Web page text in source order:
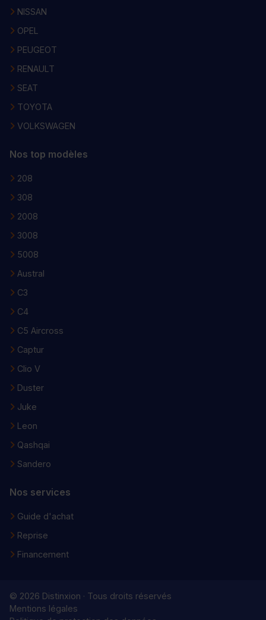
NISSAN
OPEL
PEUGEOT
RENAULT
SEAT
TOYOTA
VOLKSWAGEN
Nos top modèles
208
308
2008
3008
5008
Austral
C3
C4
C5 Aircross
Captur
Clio V
Duster
Juke
Leon
Qashqai
Sandero
Nos services
Guide d'achat
Reprise
Financement
© 2026 Distinxion · Tous droits réservés
Mentions légales